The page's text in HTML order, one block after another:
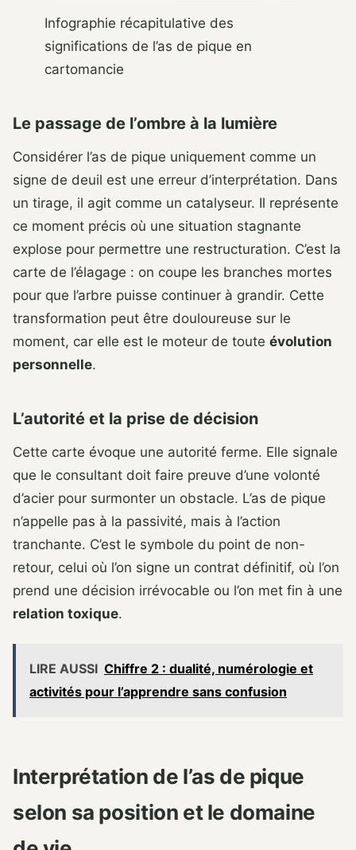
Infographie récapitulative des
significations de l’as de pique en
cartomancie
Le passage de l’ombre à la lumière
Considérer l’as de pique uniquement comme un
signe de deuil est une erreur d’interprétation. Dans
un tirage, il agit comme un catalyseur. Il représente
ce moment précis où une situation stagnante
explose pour permettre une restructuration. C’est la
carte de l’élagage : on coupe les branches mortes
pour que l’arbre puisse continuer à grandir. Cette
transformation peut être douloureuse sur le
moment, car elle est le moteur de toute évolution
personnelle.
L’autorité et la prise de décision
Cette carte évoque une autorité ferme. Elle signale
que le consultant doit faire preuve d’une volonté
d’acier pour surmonter un obstacle. L’as de pique
n’appelle pas à la passivité, mais à l’action
tranchante. C’est le symbole du point de non-
retour, celui où l’on signe un contrat définitif, où l’on
prend une décision irrévocable ou l’on met fin à une
relation toxique.
LIRE AUSSI Chiffre 2 : dualité, numérologie et
activités pour l’apprendre sans confusion
Interprétation de l’as de pique
selon sa position et le domaine